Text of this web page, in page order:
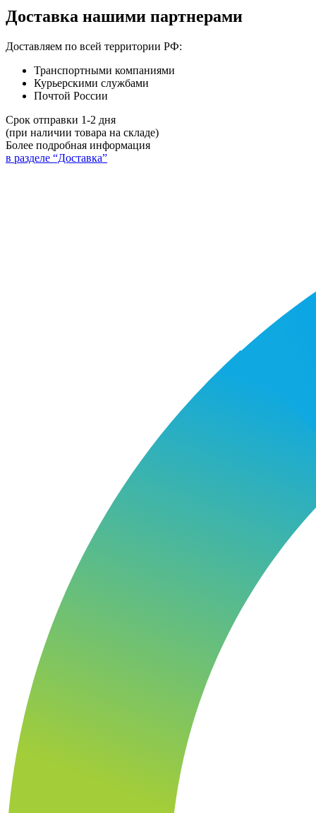
Доставка нашими партнерами
Доставляем по всей территории РФ:
Транспортными компаниями
Курьерскими службами
Почтой России
Срок отправки 1-2 дня
(при наличии товара на складе)
Более подробная информация
в разделе “Доставка”